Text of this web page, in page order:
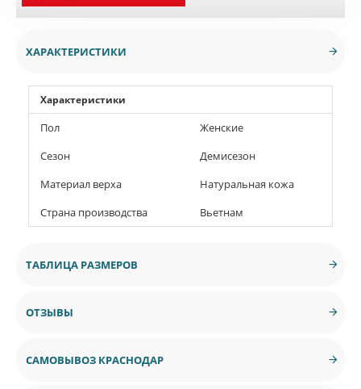
ХАРАКТЕРИСТИКИ
Характеристики
Пол
Женские
Сезон
Демисезон
Материал верха
Натуральная кожа
Страна производства
Вьетнам
ТАБЛИЦА РАЗМЕРОВ
ОТЗЫВЫ
САМОВЫВОЗ КРАСНОДАР